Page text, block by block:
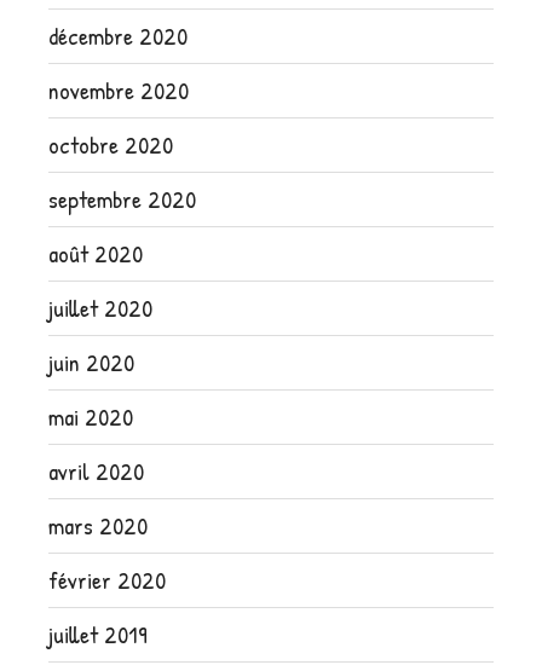
décembre 2020
novembre 2020
octobre 2020
septembre 2020
août 2020
juillet 2020
juin 2020
mai 2020
avril 2020
mars 2020
février 2020
juillet 2019